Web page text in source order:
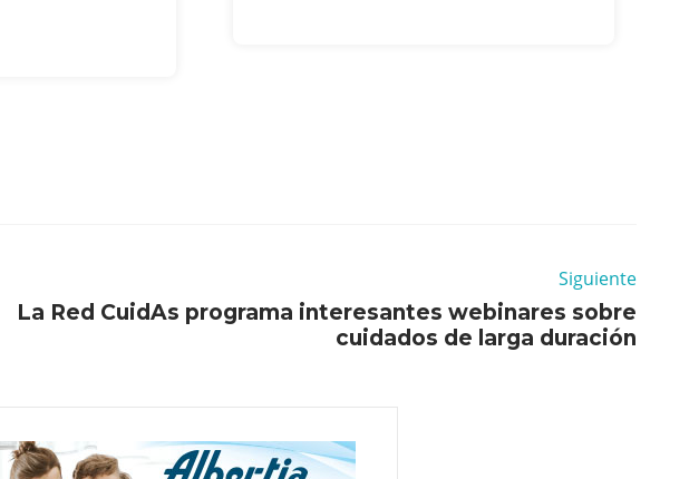
Siguiente
La Red CuidAs programa interesantes webinares sobre
cuidados de larga duración